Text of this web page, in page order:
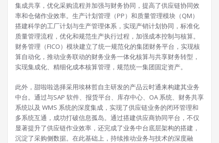
集成共享，优化采购流程并加强与财务协同，提高了供应链协同效
率和仓储作业效率。生产计划管理（PP）和质量管理模块（QM）
搭建科学的工厂计划与生产管理体系，实现产销计划协同，标准化
质量管理流程，优化和规范生产执行过程，加强成本控制与核算。
财务管理（FICO）模块建立了统一规范化的集团财务平台，实现核
算自动化，推动业务联动的财务业务一体化核算与共享财务转型，
实现集成化、精细化成本核算管理，规范统一集团固定资产。
此外，甜啦啦选择采用埃林哲自主研发的产品云时通来构建其业务
中台。通过与SAP 软件、报货平台、库存中心、OA 系统、财务共享
系统以及 WMS 系统的深度集成，实现了供应链业务的闭环管理和
多系统互通，成功打破信息孤岛。通过搭建供应商协同平台，不仅
显著提升了供应链作业效率，还完成了业务中台底层架构的搭建，
沉淀了采购侧数据。在此基础上，持续推动业务与技术的深度融